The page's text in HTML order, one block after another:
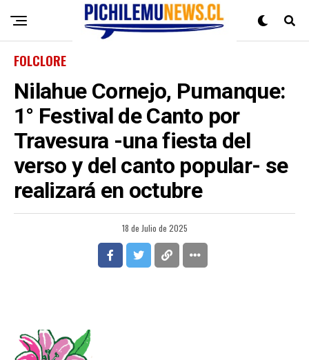
FOLCLORE
Nilahue Cornejo, Pumanque:
1° Festival de Canto por
Travesura -una fiesta del
verso y del canto popular- se
realizará en octubre
18 de Julio de 2025